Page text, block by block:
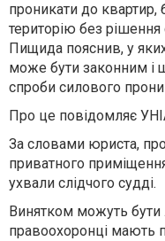
проникати до квартир,
територію без
Пищида пояснив, у
може бути законним і
спроби силового
Про це повідомляє
За словами юриста,
приватного
ухвали слідчого судді.
Винятком можуть бути
правоохоронці мають